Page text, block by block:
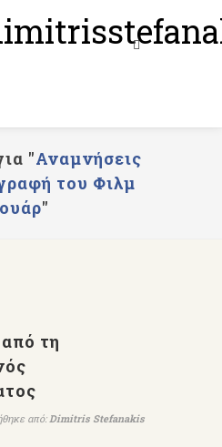
"Αναμνήσεις
του Φιλμ
"
τη
από:Dimitris Stefanakis